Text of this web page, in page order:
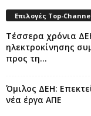
Επιλογές Top-
Τέσσερα χρόνια
ηλεκτροκίνησης
προς τη...
Όμιλος ΔΕΗ:
νέα έργα ΑΠΕ